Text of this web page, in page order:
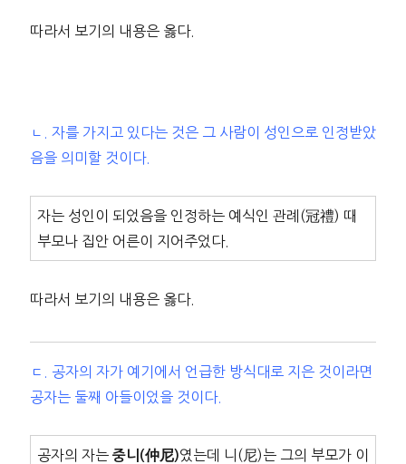
따라서 보기의 내용은 옳다.
ㄴ. 자를 가지고 있다는 것은 그 사람이 성인으로 인정받았
음을 의미할 것이다.
자는 성인이 되었음을 인정하는 예식인 관례(冠禮) 때
부모나 집안 어른이 지어주었다.
따라서 보기의 내용은 옳다.
ㄷ. 공자의 자가 예기에서 언급한 방식대로 지은 것이라면
공자는 둘째 아들이었을 것이다.
공자의 자는 중니(仲尼)였는데 니(尼)는 그의 부모가 이